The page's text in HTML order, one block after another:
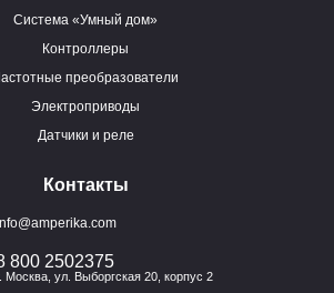
Система «Умный дом»
Контроллеры
преобразователи
Электроприводы
Датчики и реле
Контакты
800 2502375
Москва, ул. Выборгская 20, корпус 2